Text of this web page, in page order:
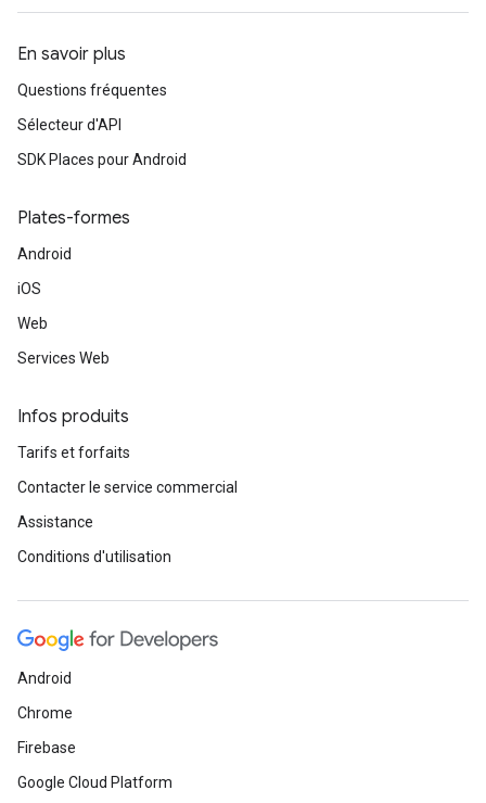
En savoir plus
Questions fréquentes
Sélecteur d'API
SDK Places pour Android
Plates-formes
Android
iOS
Web
Services Web
Infos produits
Tarifs et forfaits
Contacter le service commercial
Assistance
Conditions d'utilisation
Android
Chrome
Firebase
Google Cloud Platform